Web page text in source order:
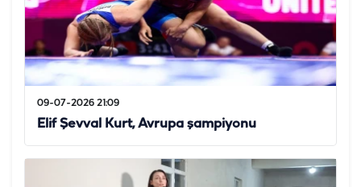
09-07-2026 21:09
Elif Şevval Kurt, Avrupa şampiyonu